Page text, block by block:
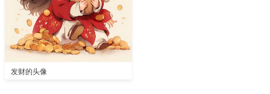
发财的头像